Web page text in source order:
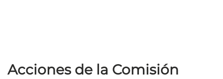
Acciones de la Comisión